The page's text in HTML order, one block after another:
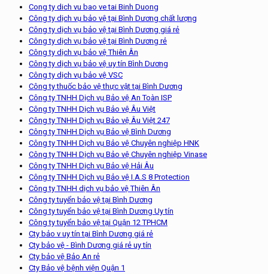
Cong ty dich vu bao ve tai Binh Duong
Công ty dịch vụ bảo vệ tại Bình Dương chất lượng
Công ty dịch vụ bảo vệ tại Bình Dương giá rẻ
Công ty dịch vụ bảo vệ tại Bình Dương rẻ
Công ty dịch vụ bảo vệ Thiên Ân
Công ty dịch vụ bảo vệ uy tín Bình Dương
Công ty dịch vụ bảo vệ VSC
Công ty thuốc bảo vệ thực vật tại Bình Dương
Công ty TNHH Dịch vụ Bảo vệ An Toàn ISP
Công ty TNHH Dịch vụ Bảo vệ Âu Việt
Công ty TNHH Dịch vụ Bảo vệ Âu Việt 247
Công ty TNHH Dịch vụ Bảo vệ Bình Dương
Công ty TNHH Dịch vụ Bảo vệ Chuyên nghiệp HNK
Công ty TNHH Dịch vụ Bảo vệ Chuyên nghiệp Vinase
Công ty TNHH Dịch vụ Bảo vệ Hải Âu
Công ty TNHH Dịch vụ Bảo vệ I.A.S 8 Protection
Công ty TNHH dịch vụ bảo vệ Thiên Ân
Công ty tuyển bảo vệ tại Bình Dương
Công ty tuyển bảo vệ tại Bình Dương Uy tín
Công ty tuyển bảo vệ tại Quận 12 TPHCM
Cty bảo v uy tín tại Bình Dương giá rẻ
Cty bảo vệ - Bình Dương giá rẻ uy tín
Cty bảo vệ Bảo An rẻ
Cty Bảo vệ bệnh viện Quận 1